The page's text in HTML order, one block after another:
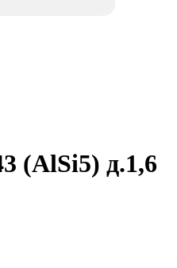
(AlSi5) д.1,6